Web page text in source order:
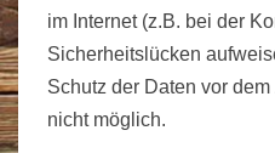
im Internet (z.B. bei der
Sicherheitslücken
Schutz der Daten vor
nicht möglich.